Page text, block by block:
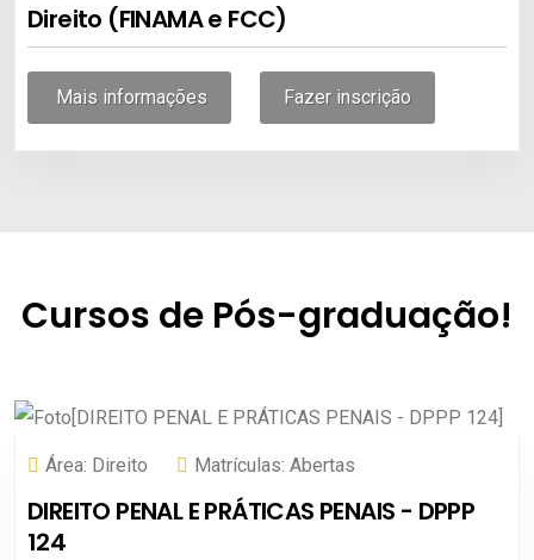
Direito (FINAMA e FCC)
Mais informações Fazer inscrição
Cursos de Pós-graduação!
Área: Direito Matrículas: Abertas
DIREITO PENAL E PRÁTICAS PENAIS - DPPP
124